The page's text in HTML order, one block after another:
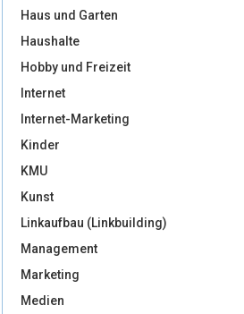
Haus und Garten
Haushalte
Hobby und Freizeit
Internet
Internet-Marketing
Kinder
KMU
Kunst
Linkaufbau (Linkbuilding)
Management
Marketing
Medien